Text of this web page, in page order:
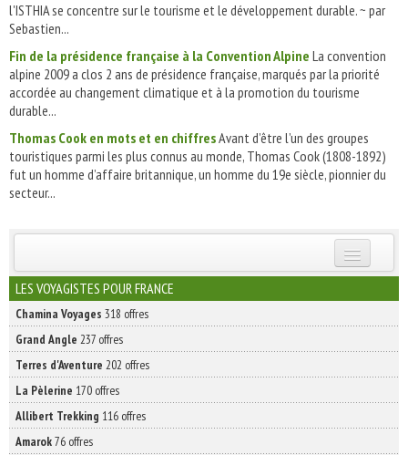
l'ISTHIA se concentre sur le tourisme et le développement durable. ~ par
Sebastien...
Fin de la présidence française à la Convention Alpine La convention
alpine 2009 a clos 2 ans de présidence française, marqués par la priorité
accordée au changement climatique et à la promotion du tourisme
durable...
Thomas Cook en mots et en chiffresAvant d’être l’un des groupes
touristiques parmi les plus connus au monde, Thomas Cook (1808-1892)
fut un homme d’affaire britannique, un homme du 19e siècle, pionnier du
secteur...
INSCRIVEZ-VOUS | ABONNEZ-VOUS
LES VOYAGISTES POUR FRANCE
Chamina Voyages 318 offres
Grand Angle 237 offres
Terres d'Aventure 202 offres
La Pèlerine 170 offres
Allibert Trekking 116 offres
Amarok76 offres